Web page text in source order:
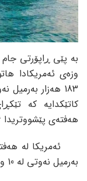
بە پێی ڕاپۆرتی جام
وزەی ئەمریکادا
183 هەزار
کاتێکدایە کە
هەفتەی پێشووتریدا 216 هەزار بەرمیلی ڕۆژانە بووە.
بەرمیل نەوتی لە 10 وڵاتەوە هاوردە کردووە.